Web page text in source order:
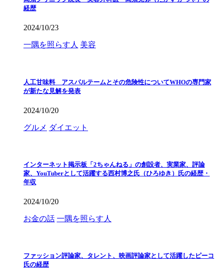
経歴
2024/10/23
一隅を照らす人 美容
人工甘味料 アスパルテームとその危険性についてWHOの専門家
が新たな見解を発表
2024/10/20
グルメ ダイエット
インターネット掲示板「2ちゃんねる」の創設者、実業家、評論
家、YouTuberとして活躍する西村博之氏（ひろゆき）氏の経歴・
年収
2024/10/20
お金の話 一隅を照らす人
ファッション評論家、タレント、映画評論家として活躍したピーコ
氏の経歴